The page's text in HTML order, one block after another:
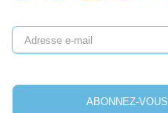
A
d
e
ABONNEZ-VOUS